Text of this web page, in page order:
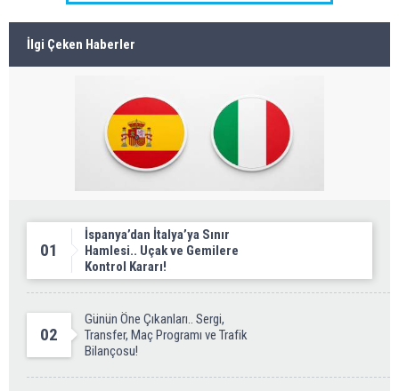
İlgi Çeken Haberler
01
İspanya’dan İtalya’ya Sınır
Hamlesi.. Uçak ve Gemilere
Kontrol Kararı!
02
Günün Öne Çıkanları.. Sergi,
Transfer, Maç Programı ve Trafik
Bilançosu!